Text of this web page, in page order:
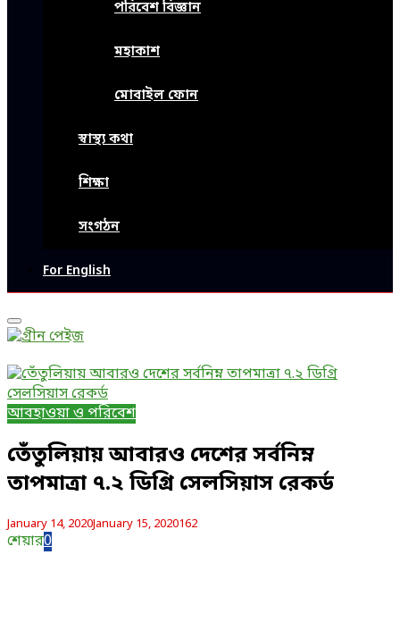
পরিবেশ বিজ্ঞান
মহাকাশ
মোবাইল ফোন
স্বাস্থ্য কথা
শিক্ষা
সংগঠন
For English
Primary
Menu
আবহাওয়া ও পরিবেশ
তেঁতুলিয়ায় আবারও দেশের সর্বনিম্ন
তাপমাত্রা ৭.২ ডিগ্রি সেলসিয়াস রেকর্ড
January 14, 2020January 15, 2020162
শেয়ার0